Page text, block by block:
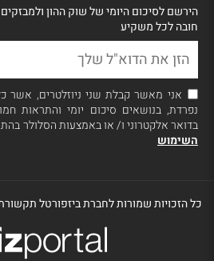
הירשם לסיכום היומי של שוק ההון
חובה לכל משקיע
אני מאשר קבלת שני ניוזלטרים, אשר
נפרדת, בנושאים סיכום יומי והתראות
בדואר אלקטרוני ו/ או באמצעות הסלולר
השימוש
כל הזכויות שמורות לחברת ביזפורטל